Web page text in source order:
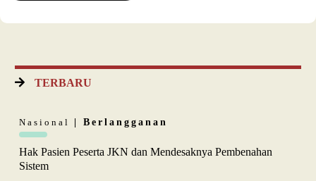
TERBARU
Nasional | Berlangganan
Hak Pasien Peserta JKN dan Mendesaknya Pembenahan
Sistem